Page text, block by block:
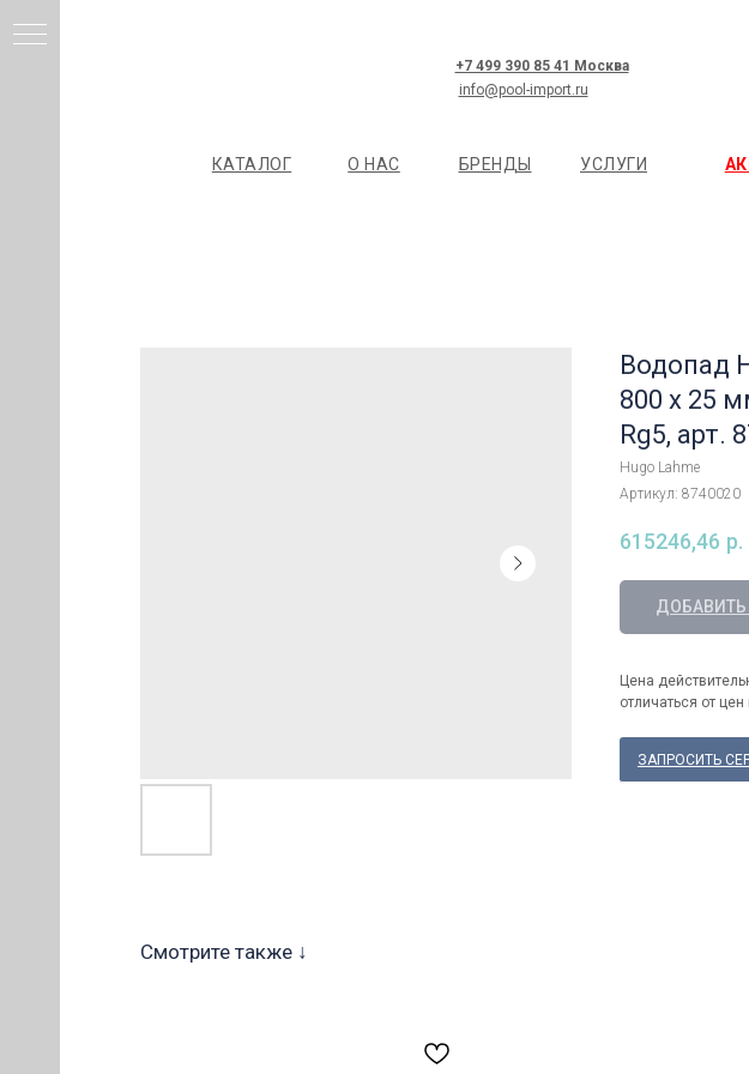
О НАС
КАТАЛОГ БРЕНДЫ УСЛУГИ
+7 499 390 85 41 Москва
info@pool-import.ru
Водопад
800 х 25
Rg5, арт.
Hugo Lahme
Артикул: 8740020
615246,46 р.
ДОБАВИТЬ
Цена
отличаться от
ЗАПРОСИТЬ
Смотрите также ↓